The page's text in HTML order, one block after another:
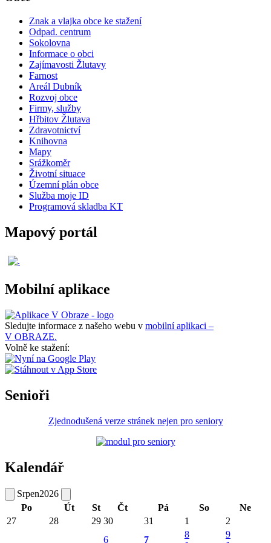
Znak a vlajka obce ke stažení
Odpad. centrum
Sokolovna
Informace o obci
Zajímavosti Žlutavy
Farnost
Areál Dubník
Rozvoj obce
Firmy, služby
Hřbitov Žlutava
Zdravotnictví
Knihovna
Mapy
Srážkoměr
Životní situace
Územní plán obce
Služba moje ID
Programová skladba KT
Mapový portál
Mobilní aplikace
Sledujte informace z našeho webu v mobilní aplikaci –
V OBRAZE.
Volně ke stažení:
Senioři
Zjednodušená verze stránek nejen pro seniory
Kalendář
Srpen2026
Po
Út St Čt Pá So
Ne
27
28 29 30 31 1 2
6
7
8
9